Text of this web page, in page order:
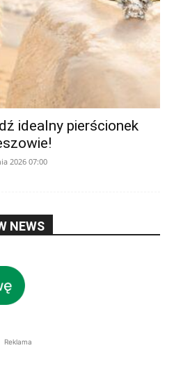
idealny pierścionek
2026 07:00
NEWS
Reklama